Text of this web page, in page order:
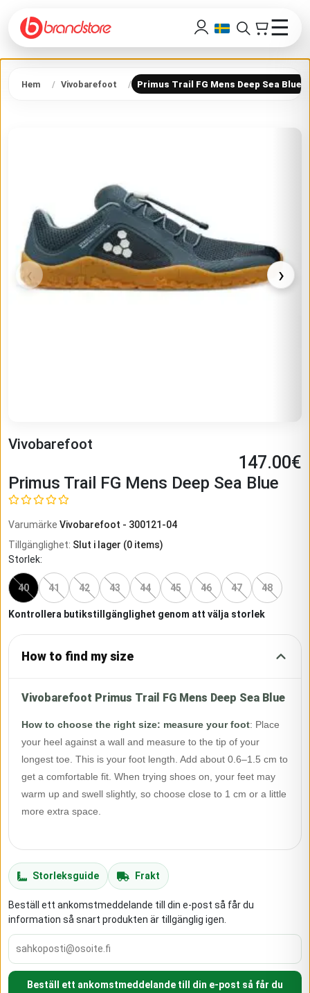
☰
Hem Vivobarefoot Primus Trail FG Mens Deep Sea Blue
‹ ›
Vivobarefoot
147.00€
Primus Trail FG Mens Deep Sea Blue
Varumärke Vivobarefoot - 300121-04
Tillgänglighet: Slut i lager (0 items)
Storlek:
40 41 42 43 44 45 46 47 48
Kontrollera butikstillgänglighet genom att välja storlek
How to find my size
Vivobarefoot Primus Trail FG Mens Deep Sea Blue
How to choose the right size: measure your foot: Place
your heel against a wall and measure to the tip of your
longest toe. This is your foot length. Add about 0.6–1.5 cm to
get a comfortable fit. When trying shoes on, your feet may
warm up and swell slightly, so choose close to 1 cm or a little
more extra space.
Storleksguide Frakt
Beställ ett ankomstmeddelande till din e-post så får du
information så snart produkten är tillgänglig igen.
Beställ ett ankomstmeddelande till din e-post så får du